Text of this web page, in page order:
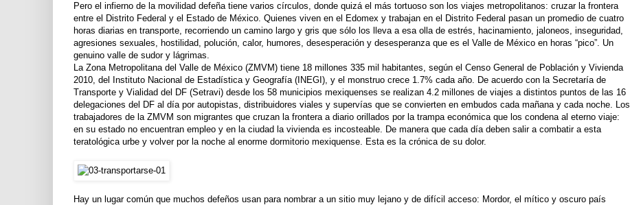
Pero el infierno de la movilidad defeña tiene varios círculos, donde quizá el más tortuoso son los viajes metropolitanos: cruzar la frontera
entre el Distrito Federal y el Estado de México. Quienes viven en el Edomex y trabajan en el Distrito Federal pasan un promedio de cuatro
horas diarias en transporte, recorriendo un camino largo y gris que sólo los lleva a esa olla de estrés, hacinamiento, jaloneos, inseguridad,
agresiones sexuales, hostilidad, polución, calor, humores, desesperación y desesperanza que es el Valle de México en horas “pico”. Un
genuino valle de sudor y lágrimas.
La Zona Metropolitana del Valle de México (ZMVM) tiene 18 millones 335 mil habitantes, según el Censo General de Población y Vivienda
2010, del Instituto Nacional de Estadística y Geografía (INEGI), y el monstruo crece 1.7% cada año. De acuerdo con la Secretaría de
Transporte y Vialidad del DF (Setravi) desde los 58 municipios mexiquenses se realizan 4.2 millones de viajes a distintos puntos de las 16
delegaciones del DF al día por autopistas, distribuidores viales y supervías que se convierten en embudos cada mañana y cada noche. Los
trabajadores de la ZMVM son migrantes que cruzan la frontera a diario orillados por la trampa económica que los condena al eterno viaje:
en su estado no encuentran empleo y en la ciudad la vivienda es incosteable. De manera que cada día deben salir a combatir a esta
teratológica urbe y volver por la noche al enorme dormitorio mexiquense. Esta es la crónica de su dolor.
Hay un lugar común que muchos defeños usan para nombrar a un sitio muy lejano y de difícil acceso: Mordor, el mítico y oscuro país